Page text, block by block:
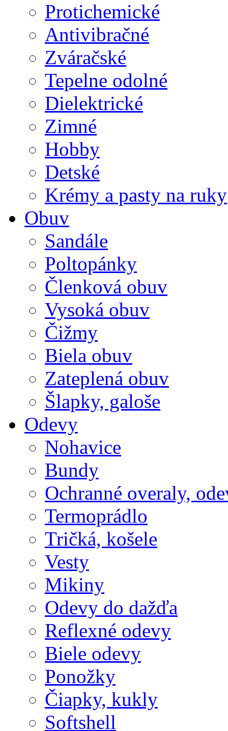
Protichemické
Antivibračné
Zváračské
Tepelne odolné
Dielektrické
Zimné
Hobby
Detské
Krémy a pasty na ruky
Obuv
Sandále
Poltopánky
Členková obuv
Vysoká obuv
Čižmy
Biela obuv
Zateplená obuv
Šlapky, galoše
Odevy
Nohavice
Bundy
Ochranné overaly,
Termoprádlo
Tričká, košele
Vesty
Mikiny
Odevy do dažďa
Reflexné odevy
Biele odevy
Ponožky
Čiapky, kukly
Softshell